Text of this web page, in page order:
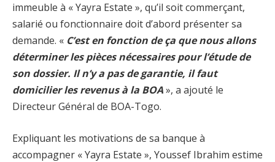
immeuble à « Yayra Estate », qu’il soit commerçant,
salarié ou fonctionnaire doit d’abord présenter sa
demande. « C’est en fonction de ça que nous allons
déterminer les pièces nécessaires pour l’étude de
son dossier. Il n’y a pas de garantie, il faut
domicilier les revenus à la BOA», a ajouté le
Directeur Général de BOA-Togo.
Expliquant les motivations de sa banque à
accompagner « Yayra Estate », Youssef Ibrahim estime